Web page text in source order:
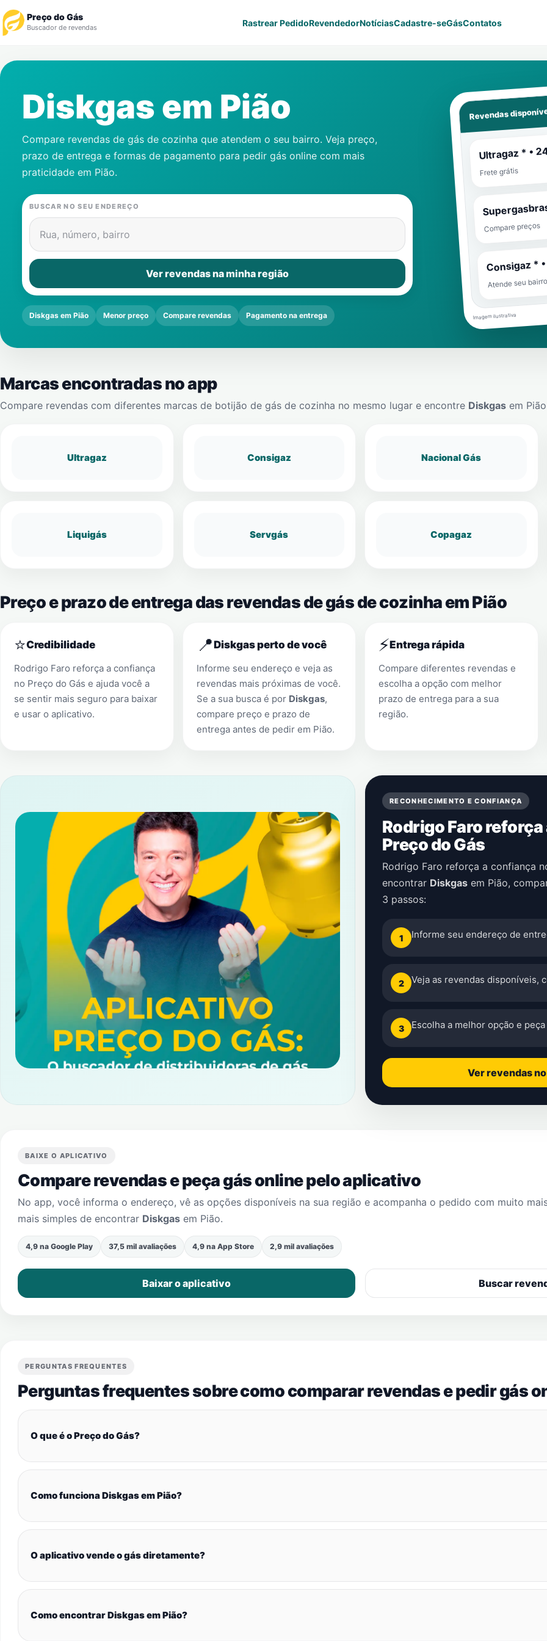
Preço do Gás
Buscador de revendas Rastrear PedidoRevendedorNotíciasCadastre-seGásContatos
Revendedor
Cadastre-se
Gás
Contatos
Diskgas em Pião
Compare revendas de gás de cozinha que atendem o seu bairro. Veja preço,
prazo de entrega e formas de pagamento para pedir gás online com mais
praticidade em Pião.
BUSCAR NO SEU ENDEREÇO
Rua, número, bairro
Ver revendas na minha região
Diskgas em Pião Menor preço Compare revendas Pagamento na entrega
Revendas
Ultragaz * •
Frete grátis
Compare preços
Consigaz *
Atende seu
Imagem ilustrativa
Marcas encontradas no app
Compare revendas com diferentes marcas de botijão de gás de cozinha no mesmo lugar e encontre Diskgas em Pião
Ultragaz Consigaz Nacional Gás
Liquigás Servgás Copagaz
Preço e prazo de entrega das revendas de gás de cozinha em Pião
⭐Credibilidade
Rodrigo Faro reforça a confiança
no Preço do Gás e ajuda você a
se sentir mais seguro para baixar
e usar o aplicativo.
📍Diskgas perto de você
Informe seu endereço e veja as
revendas mais próximas de você.
Se a sua busca é por Diskgas,
compare preço e prazo de
entrega antes de pedir em Pião.
⚡Entrega rápida
Compare diferentes revendas e
escolha a opção com melhor
prazo de entrega para a sua
região.
RECONHECIMENTO E CONFIANÇA
Rodrigo Faro
Preço do Gás
Rodrigo Faro reforça a confiança
encontrar Diskgas em Pião,
3 passos:
1 Informe seu endereço de
2 Veja as revendas disponíveis,
3 Escolha a melhor opção e
Ver revendas
BAIXE O APLICATIVO
Compare revendas e peça gás online pelo aplicativo
No app, você informa o endereço, vê as opções disponíveis na sua região e acompanha o pedido com muito
mais simples de encontrar Diskgas em Pião.
4,9 na Google Play 37,5 mil avaliações 4,9 na App Store 2,9 mil avaliações
Baixar o aplicativo Buscar
PERGUNTAS FREQUENTES
Perguntas frequentes sobre como comparar revendas e pedir gás
O que é o Preço do Gás?
Como funciona Diskgas em Pião?
O aplicativo vende o gás diretamente?
Como encontrar Diskgas em Pião?